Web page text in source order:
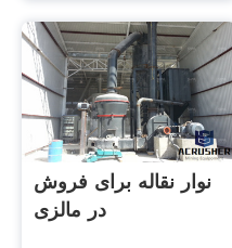
نوار نقاله برای فروش
در مالزی